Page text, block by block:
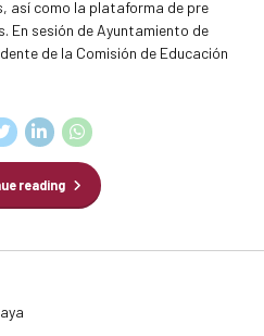
así como la plataforma de pre
En sesión de Ayuntamiento de
de la Comisión de Educación
reading